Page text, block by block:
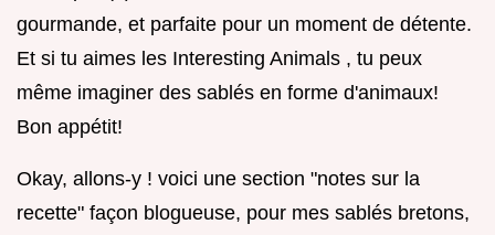
gourmande, et parfaite pour un moment de détente.
Et si tu aimes les Interesting Animals , tu peux
même imaginer des sablés en forme d'animaux!
Bon appétit!
Okay, allons-y ! voici une section "notes sur la
recette" façon blogueuse, pour mes sablés bretons,